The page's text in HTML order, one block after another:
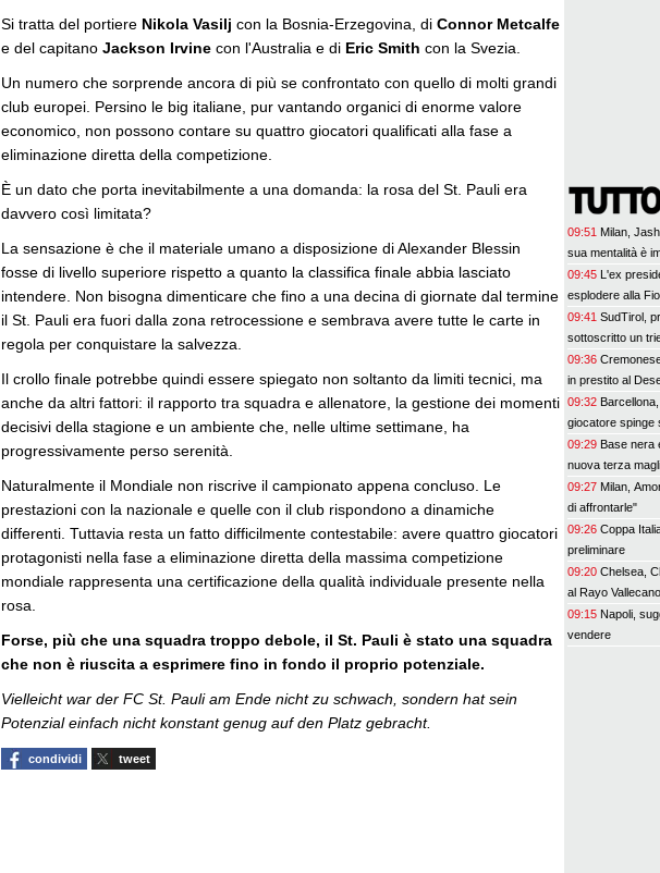
Si tratta del portiere Nikola Vasilj con la Bosnia-Erzegovina, di Connor Metcalfe
e del capitano Jackson Irvine con l'Australia e di Eric Smith con la Svezia.
Un numero che sorprende ancora di più se confrontato con quello di molti grandi
club europei. Persino le big italiane, pur vantando organici di enorme valore
economico, non possono contare su quattro giocatori qualificati alla fase a
eliminazione diretta della competizione.
È un dato che porta inevitabilmente a una domanda: la rosa del St. Pauli era
davvero così limitata?
La sensazione è che il materiale umano a disposizione di Alexander Blessin
fosse di livello superiore rispetto a quanto la classifica finale abbia lasciato
intendere. Non bisogna dimenticare che fino a una decina di giornate dal termine
il St. Pauli era fuori dalla zona retrocessione e sembrava avere tutte le carte in
regola per conquistare la salvezza.
Il crollo finale potrebbe quindi essere spiegato non soltanto da limiti tecnici, ma
anche da altri fattori: il rapporto tra squadra e allenatore, la gestione dei momenti
decisivi della stagione e un ambiente che, nelle ultime settimane, ha
progressivamente perso serenità.
Naturalmente il Mondiale non riscrive il campionato appena concluso. Le
prestazioni con la nazionale e quelle con il club rispondono a dinamiche
differenti. Tuttavia resta un fatto difficilmente contestabile: avere quattro giocatori
protagonisti nella fase a eliminazione diretta della massima competizione
mondiale rappresenta una certificazione della qualità individuale presente nella
rosa.
Forse, più che una squadra troppo debole, il St. Pauli è stato una squadra
che non è riuscita a esprimere fino in fondo il proprio potenziale.
Vielleicht war der FC St. Pauli am Ende nicht zu schwach, sondern hat sein
Potenzial einfach nicht konstant genug auf den Platz gebracht.
condividi tweet
09:51 Milan,
sua mentalità è
09:45 L'ex
esplodere alla
09:41 SudTirol,
sottoscritto un
09:36
in prestito al
09:32
giocatore spinge
09:29 Base nera
nuova terza
09:27 Milan,
di affrontarle"
09:26 Coppa
preliminare
09:20 Chelsea,
al Rayo Vallecano
09:15 Napoli,
vendere